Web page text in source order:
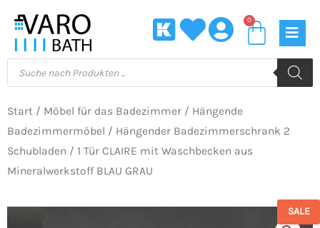
Inhalt
springen
0
Products
search
Start / Möbel für das Badezimmer / Hängende
Badezimmermöbel / Hängender Badezimmerschrank 2
Schubladen / 1 Tür CLAIRE mit Waschbecken aus
Mineralwerkstoff BLAU GRAU
SALE